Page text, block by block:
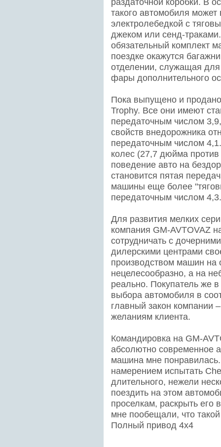
раздаточной коробки. В
такого автомобиля
электролебедкой с
джеком или сенд-
обязательный комплект
поездке окажутся
отделении, служащая
фары дополнительного
Пока выпущено и
Trophy. Все они имеют
передаточным числом
свойств внедорожника
передаточным числом
колес (27,7 дюйма против
поведение авто на
становится пятая
машины еще более
передаточным числом 4,3.
Для развития мелких
компания GM-AVTOVAZ
сотрудничать с
дилерскими центрами
производством машин на
нецелесообразно, а на
реально. Покупатель же в
выбора автомобиля в
главный закон компании
желаниям клиента.
Командировка на GM-
абсолютно современное
машина мне
намерением испытать
длительного, нежели
поездить на этом
проселкам, раскрыть
мне пообещали, что
Полный привод 4x4